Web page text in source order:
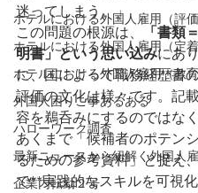
ホテルにおける外国人雇用（評価
ホテルにおける外国人雇用（定
ホテルにおける外国人雇用（教
外国人困りご事あるある
ハローワーク調査
最新ニュースから紐解く外国人
企業内転勤２号
迷ってしまう。」
この問題の根源は、
「書類
明書」という思い込みにあ
に、国によって職務経歴書
評価の文化は様々です。記
容を鵜呑みにするのではな
あくまで「候補者のポテン
るための参考資料」と捉え
で**実践的なスキルを可視